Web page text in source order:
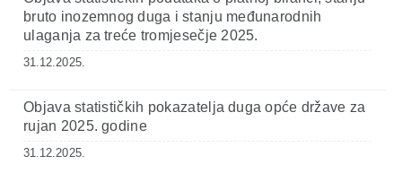
bruto inozemnog duga i stanju međunarodnih
ulaganja za treće tromjesečje 2025.
31.12.2025.
Objava statističkih pokazatelja duga opće države za
rujan 2025. godine
31.12.2025.